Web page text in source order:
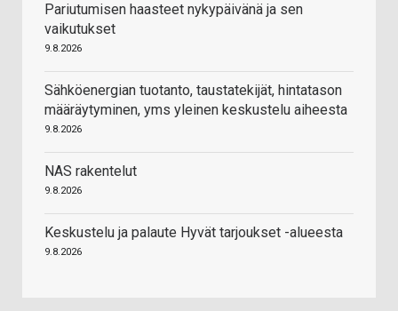
Pariutumisen haasteet nykypäivänä ja sen
vaikutukset
9.8.2026
Sähköenergian tuotanto, taustatekijät, hintatason
määräytyminen, yms yleinen keskustelu aiheesta
9.8.2026
NAS rakentelut
9.8.2026
Keskustelu ja palaute Hyvät tarjoukset -alueesta
9.8.2026